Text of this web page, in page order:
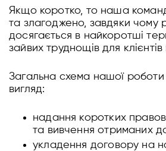
Якщо коротко, то наша
та злагоджено, завдяки чому
досягається в найкоротші
зайвих труднощів для клієнтів
Загальна схема нашої
вигляд:
надання коротких
та вивчення отриманих
укладення договору на